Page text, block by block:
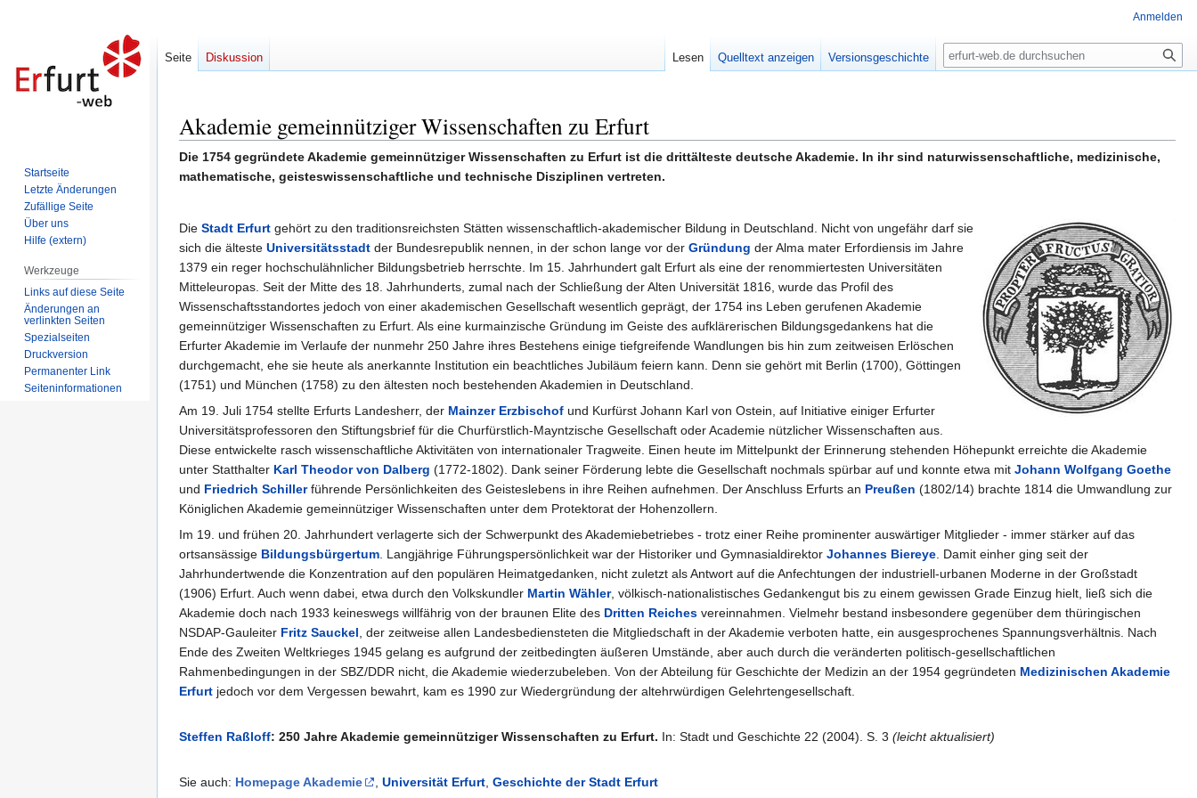
Zur
Navigation
springen
Zur
Suche
springen
Akademie gemeinnütziger Wissenschaften zu Erfurt
Die 1754 gegründete Akademie gemeinnütziger Wissenschaften zu Erfurt ist die drittälteste deutsche Aka­demie. In ihr sind naturwissenschaftliche, medizinische,
mathematische, geisteswissenschaftliche und technische Disziplinen vertreten.
Die Stadt Erfurt gehört zu den traditionsreichsten Stätten wissenschaftlich-akademischer Bildung in Deutschland. Nicht von ungefähr darf sie
sich die älteste Universitätsstadt der Bundesrepublik nennen, in der schon lange vor der Gründung der Alma mater Erfordiensis im Jahre
1379 ein reger hochschulähnlicher Bildungsbetrieb herrschte. Im 15. Jahrhundert galt Erfurt als eine der renommiertesten Universitäten
Mitteleuropas. Seit der Mitte des 18. Jahrhunderts, zumal nach der Schließung der Alten Universität 1816, wurde das Profil des
Wissenschaftsstandortes jedoch von einer akademischen Gesellschaft wesentlich geprägt, der 1754 ins Leben gerufenen Akademie
gemeinnütziger Wissenschaften zu Erfurt. Als eine kurmainzische Gründung im Geiste des aufklärerischen Bildungsgedankens hat die
Erfurter Akademie im Verlaufe der nunmehr 250 Jahre ihres Bestehens einige tiefgreifende Wandlungen bis hin zum zeitweisen Erlöschen
durchgemacht, ehe sie heute als anerkannte Institution ein beachtliches Jubiläum feiern kann. Denn sie gehört mit Berlin (1700), Göttingen
(1751) und München (1758) zu den ältesten noch bestehenden Akademien in Deutschland.
Am 19. Juli 1754 stellte Erfurts Landesherr, der Mainzer Erzbischof und Kurfürst Johann Karl von Ostein, auf Initiative einiger Erfurter
Universitätsprofessoren den Stiftungsbrief für die Churfürstlich-Mayntzische Gesellschaft oder Academie nützlicher Wissenschaften aus.
Diese entwickelte rasch wissenschaftliche Aktivitäten von internationaler Tragweite. Einen heute im Mittelpunkt der Erinnerung stehenden Höhepunkt erreichte die Akademie
unter Statthalter Karl Theodor von Dalberg (1772-1802). Dank seiner Förderung lebte die Gesellschaft nochmals spürbar auf und konnte etwa mit Johann Wolfgang Goethe
und Friedrich Schillerführende Persönlichkeiten des Geisteslebens in ihre Reihen aufnehmen. Der Anschluss Erfurts an Preußen (1802/14) brachte 1814 die Umwandlung zur
Königlichen Akademie gemeinnütziger Wissenschaften unter dem Protektorat der Hohenzollern.
Im 19. und frühen 20. Jahrhundert verlagerte sich der Schwerpunkt des Akademiebetriebes - trotz einer Reihe prominenter auswärtiger Mitglieder - immer stärker auf das
ortsansässige Bildungsbürgertum . Langjährige Führungspersönlichkeit war der Historiker und Gymnasialdirektor Johannes Biereye . Damit einher ging seit der
Jahrhundertwende die Konzentration auf den populären Heimatgedanken, nicht zuletzt als Antwort auf die Anfechtungen der industriell-urbanen Moderne in der Großstadt
(1906) Erfurt. Auch wenn dabei, etwa durch den Volkskundler Martin Wähler, völkisch-nationalistisches Gedankengut bis zu einem gewissen Grade Einzug hielt, ließ sich die
Akademie doch nach 1933 keineswegs willfährig von der braunen Elite des Dritten Reiches vereinnahmen. Vielmehr bestand insbesondere gegenüber dem thüringischen
NSDAP-Gauleiter Fritz Sauckel , der zeitweise allen Landesbediensteten die Mitgliedschaft in der Akademie verboten hatte, ein ausgesprochenes Spannungsverhältnis. Nach
Ende des Zweiten Weltkrieges 1945 gelang es aufgrund der zeitbedingten äußeren Umstände, aber auch durch die veränderten politisch-gesellschaftlichen
Rahmenbedingungen in der SBZ/DDR nicht, die Akademie wiederzubeleben. Von der Abteilung für Geschichte der Medizin an der 1954 gegründeten Medizinischen Akademie
Erfurt jedoch vor dem Vergessen bewahrt, kam es 1990 zur Wiedergründung der altehrwürdigen Gelehrtengesellschaft.
Steffen Raßloff: 250 Jahre Akademie gemeinnütziger Wissenschaften zu Erfurt. In: Stadt und Geschichte 22 (2004). S. 3 (leicht aktualisiert)
Sie auch: Homepage Akademie Universität Erfurt Geschichte der Stadt Erfurt
Anmelden
Seite Diskussion Lesen Quelltext anzeigen Versionsgeschichte Suche
Startseite
Letzte Änderungen
Zufällige Seite
Über uns
Hilfe (extern)
Werkzeuge
Links auf diese Seite
Änderungen an
verlinkten Seiten
Spezialseiten
Druckversion
Permanenter Link
Seiten­informationen